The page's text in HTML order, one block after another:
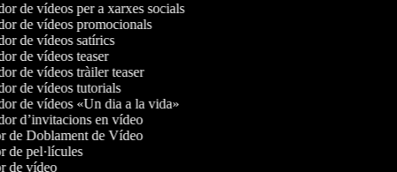
de vídeos per a xarxes socials
de vídeos promocionals
de vídeos satírics
de vídeos teaser
de vídeos tràiler teaser
de vídeos tutorials
de vídeos «Un dia a la vida»
d’invitacions en vídeo
Doblament de Vídeo
pel·lícules
vídeo